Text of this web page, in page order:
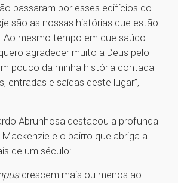
passaram por esses edifícios do
são as nossas histórias que estão
mesmo tempo em que saúdo
agradecer muito a Deus pelo
pouco da minha história contada
entradas e saídas deste lugar”,
Abrunhosa destacou a profunda
e o bairro que abriga a
de um século:
crescem mais ou menos ao